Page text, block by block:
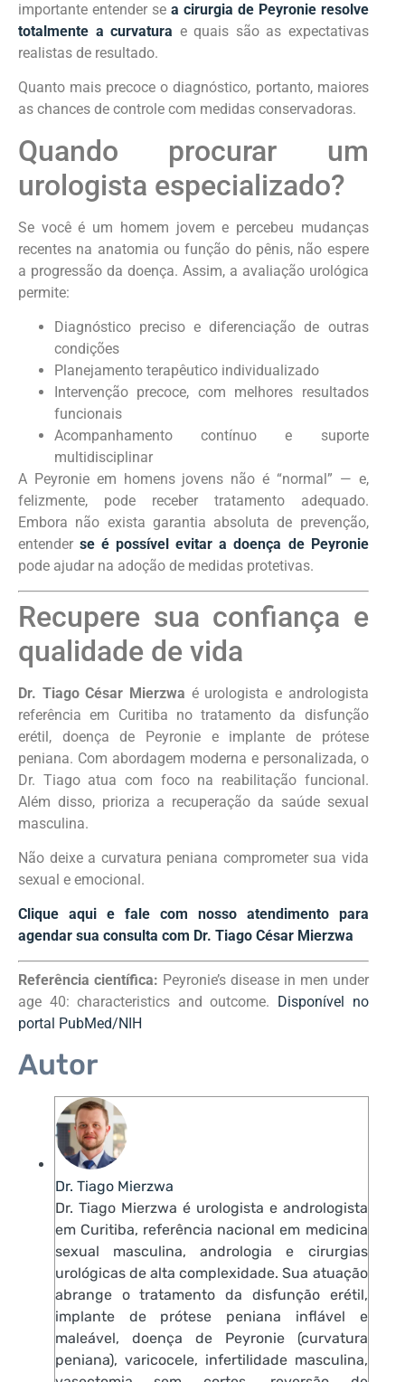
importante entender se a cirurgia de Peyronie resolve
totalmente a curvatura e quais são as expectativas
realistas de resultado.
Quanto mais precoce o diagnóstico, portanto, maiores
as chances de controle com medidas conservadoras.
Quando procurar um
urologista especializado?
Se você é um homem jovem e percebeu mudanças
recentes na anatomia ou função do pênis, não espere
a progressão da doença. Assim, a avaliação urológica
permite:
Diagnóstico preciso e diferenciação de outras
condições
Planejamento terapêutico individualizado
Intervenção precoce, com melhores resultados
funcionais
Acompanhamento contínuo e suporte
multidisciplinar
A Peyronie em homens jovens não é “normal” — e,
felizmente, pode receber tratamento adequado.
Embora não exista garantia absoluta de prevenção,
entenderse é possível evitar a doença de Peyronie
pode ajudar na adoção de medidas protetivas.
Recupere sua confiança e
qualidade de vida
Dr. Tiago César Mierzwa é urologista e andrologista
referência em Curitiba no tratamento da disfunção
erétil, doença de Peyronie e implante de prótese
peniana. Com abordagem moderna e personalizada, o
Dr. Tiago atua com foco na reabilitação funcional.
Além disso, prioriza a recuperação da saúde sexual
masculina.
Não deixe a curvatura peniana comprometer sua vida
sexual e emocional.
Clique aqui e fale com nosso atendimento para
agendar sua consulta com Dr. Tiago César Mierzwa
Referência científica: Peyronie’s disease in men under
age 40: characteristics and outcome. Disponível no
portal PubMed/NIH
Autor
Dr. Tiago Mierzwa
Dr. Tiago Mierzwa é urologista e andrologista
em Curitiba, referência nacional em medicina
sexual masculina, andrologia e cirurgias
urológicas de alta complexidade. Sua atuação
abrange o tratamento da disfunção erétil,
implante de prótese peniana inflável e
maleável, doença de Peyronie (curvatura
peniana), varicocele, infertilidade masculina,